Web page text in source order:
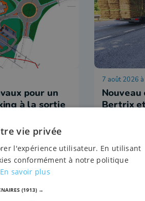
pour un
à la sortie
7 août 2026
Bertrix
vie privée
l'expérience utilisateur. En utilisant
conformément à notre politique
En savoir plus
(1913) →